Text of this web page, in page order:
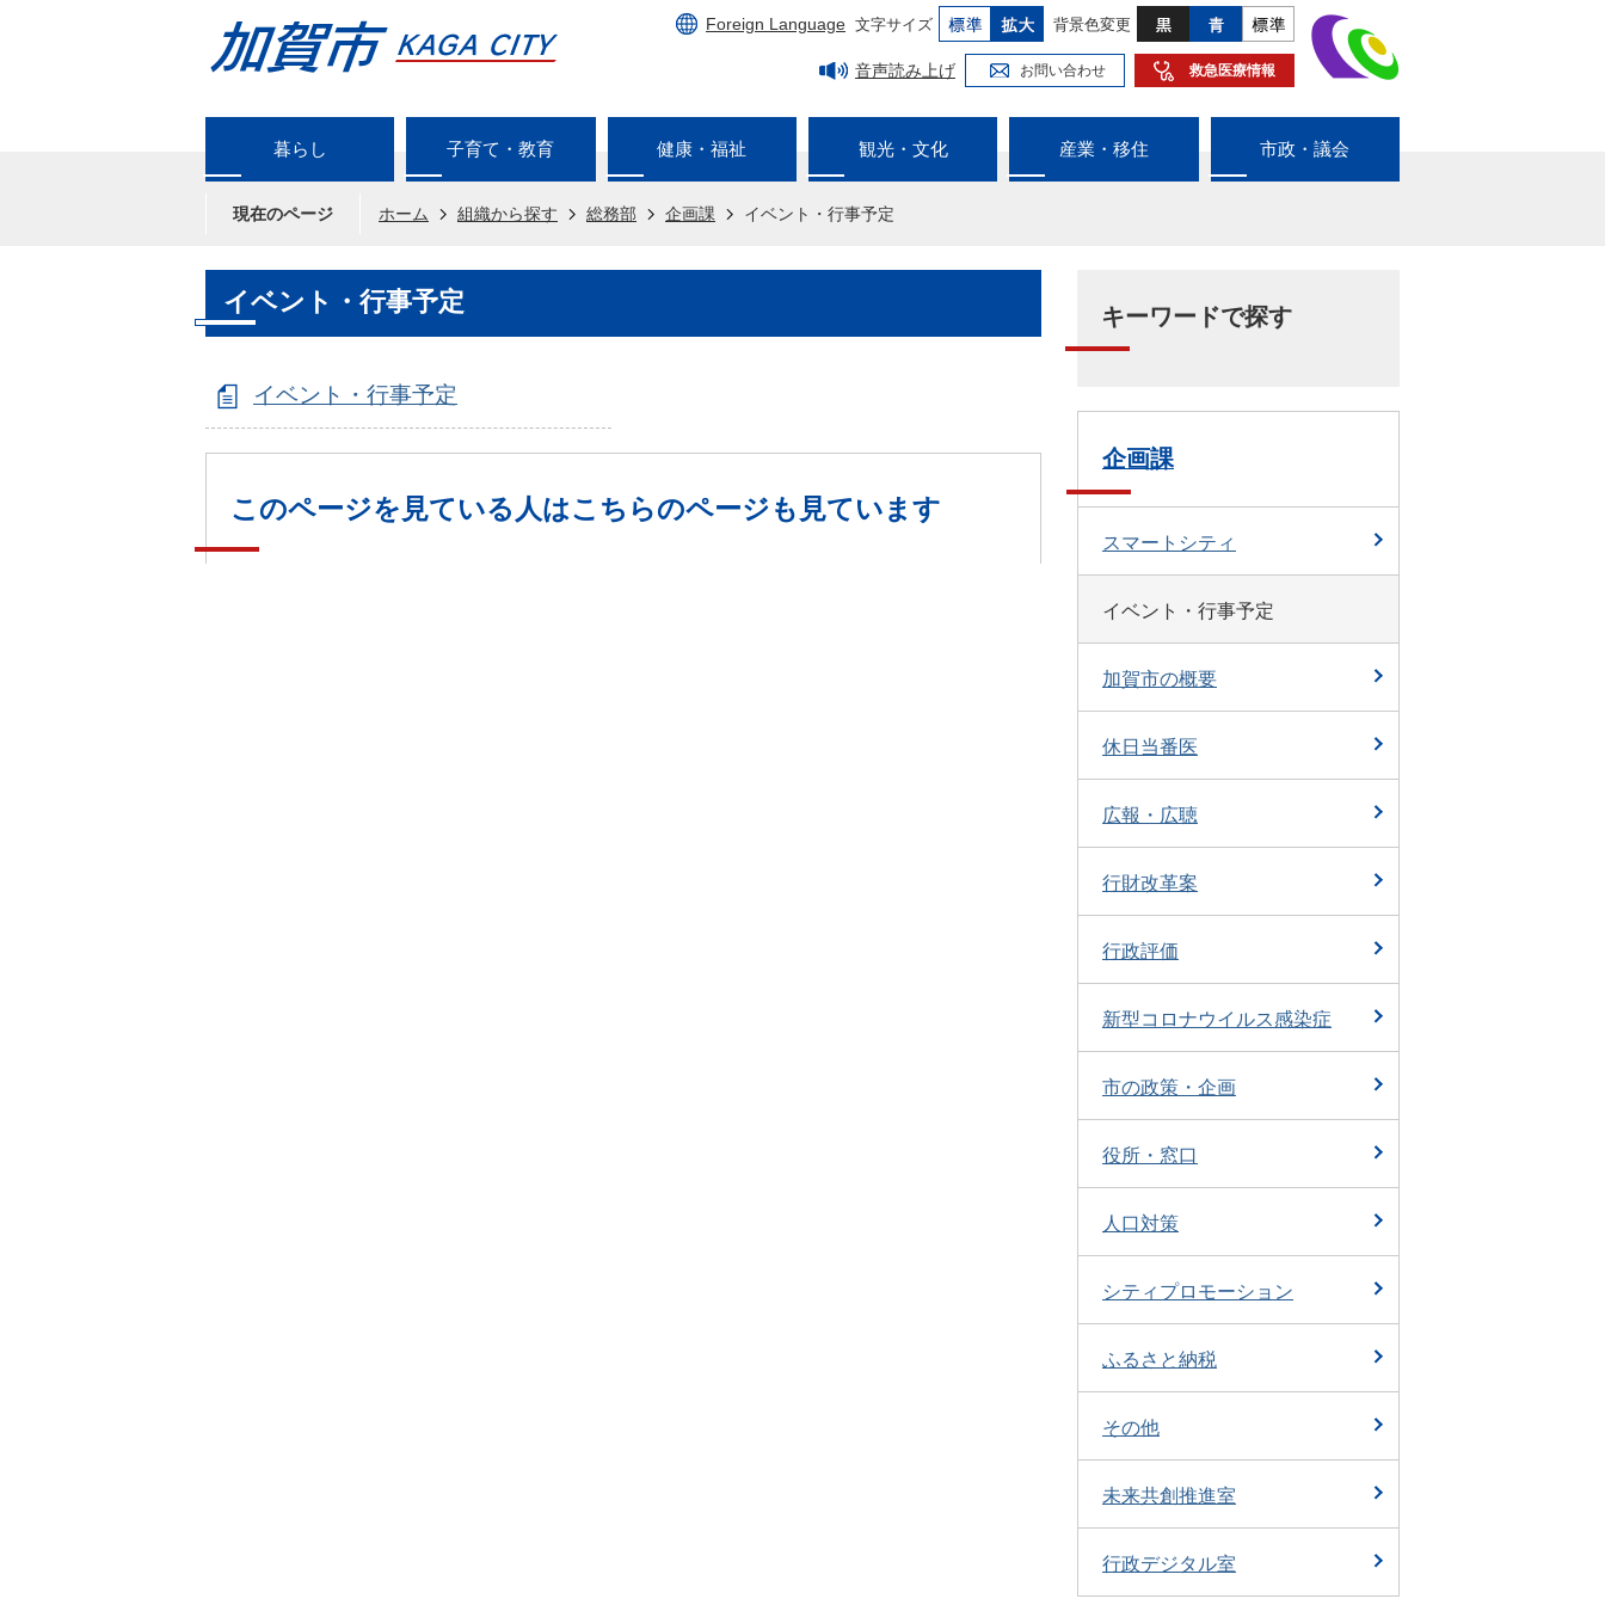
Foreign Language 文字サイズ 背景色変更
音声読み上げ お問い合わせ 救急医療情報
暮らし 子育て・教育 健康・福祉 観光・文化 産業・移住 市政・議会
現在のページ ホーム 組織から探す 総務部 企画課 イベント・行事予定
イベント・行事予定
イベント・行事予定
このページを見ている人はこちらのページも見ています
キーワードで探す
企画課
スマートシティ
イベント・行事予定
加賀市の概要
休日当番医
広報・広聴
行財改革案
行政評価
新型コロナウイルス感染症
市の政策・企画
役所・窓口
人口対策
シティプロモーション
ふるさと納税
その他
未来共創推進室
行政デジタル室